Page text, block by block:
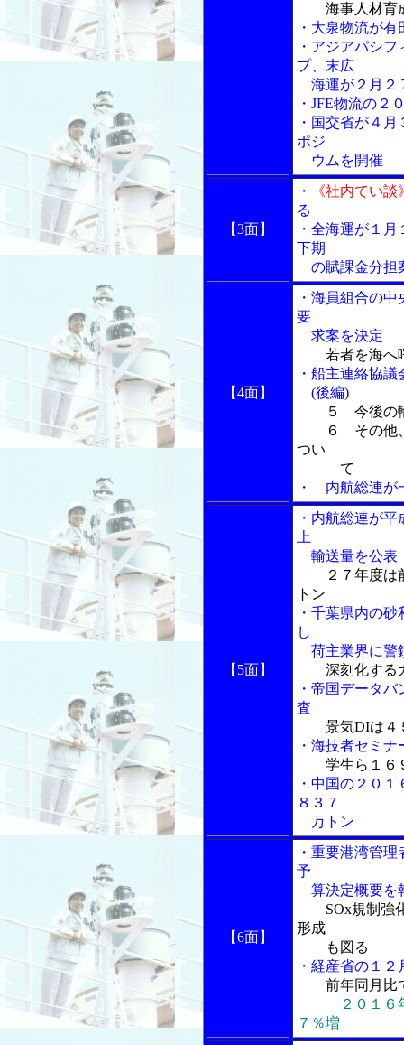
海事人材育
・大泉物流が
・アジアパシ
プ、末広
海運が２月２
・JFE物流の２
・国交省が４
ポジ
ウムを開催
【3面】
・
《社内てい談
る
・全海運が１
下期
の賦課金分担
【4面】
・海員組合の
要
求案を決定
若者を海へ
・船主連絡協
(後編)
５ 今後の
６ その他、
つい
て
・ 内航総連が
【5面】
・内航総連が
上
輸送量を公表
２７年度
トン
・千葉県内の
し
荷主業界に警
深刻化する
・帝国データ
査
景気DIは４
・海技者セミ
学生ら１６
・中国の２０
８３７
万トン
【6面】
・重要港湾管
予
算決定概要を
SOx規制強
形成
も図る
・経産省の１
前年同月比
２０１
７％増